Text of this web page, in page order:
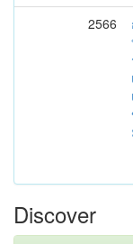
2566
Discover